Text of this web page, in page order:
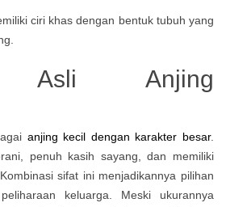
Asli Anjing
anjing kecil dengan karakter besar.
penuh kasih sayang, dan memiliki
sifat ini menjadikannya pilihan
keluarga. Meski ukurannya